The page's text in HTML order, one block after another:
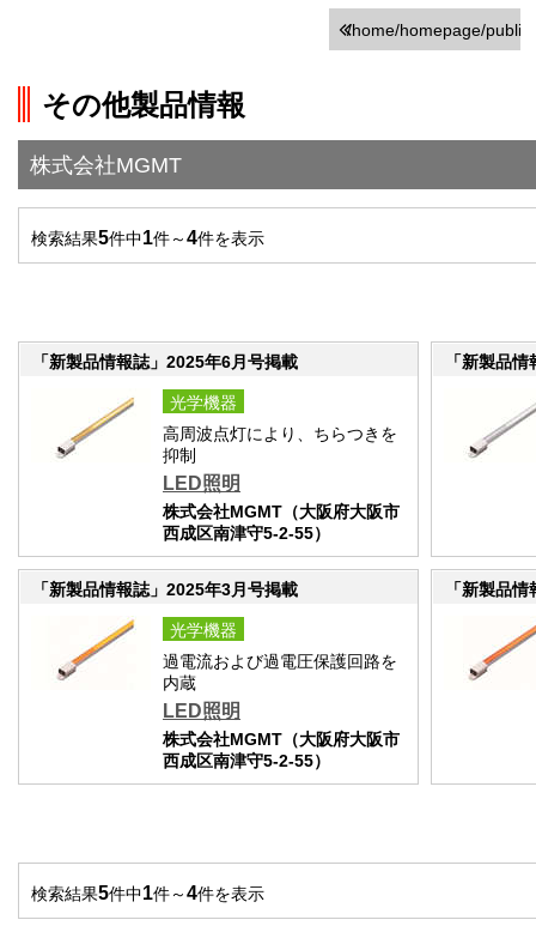
/home/homepage/
その他製品情報
株式会社MGMT
検索結果5件中1件～4件を表示
「新製品情報誌」2025年6月号掲載
光学機器
高周波点灯により、ちらつきを
抑制
LED照明
株式会社MGMT（大阪府大阪市
西成区南津守5-2-55）
「新製品
「新製品情報誌」2025年3月号掲載
光学機器
過電流および過電圧保護回路を
内蔵
LED照明
株式会社MGMT（大阪府大阪市
西成区南津守5-2-55）
「新製品
検索結果5件中1件～4件を表示